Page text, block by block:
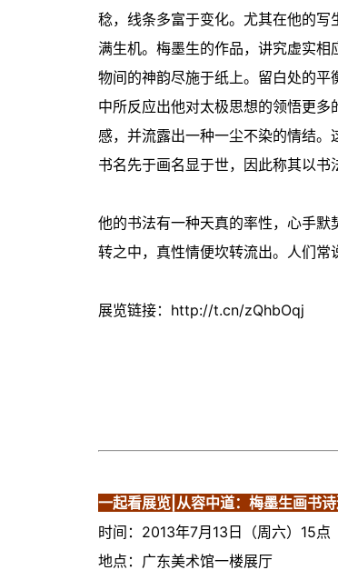
稔，线条多富于变化。尤其在他的
满生机。梅墨生的作品，讲究虚实相
物间的神韵尽施于纸上。留白处的
中所反应出他对太极思想的领悟更
感，并流露出一种一尘不染的情结
书名先于画名显于世，因此称其以书
他的书法有一种天真的率性，心手
转之中，真性情便坎转流出。人们常
展览链接：http://t.cn/zQhbOqj
一起看展览|从容中道：梅墨生画书
时间：2013年7月13日（周六）15点
地点：广东美术馆一楼展厅